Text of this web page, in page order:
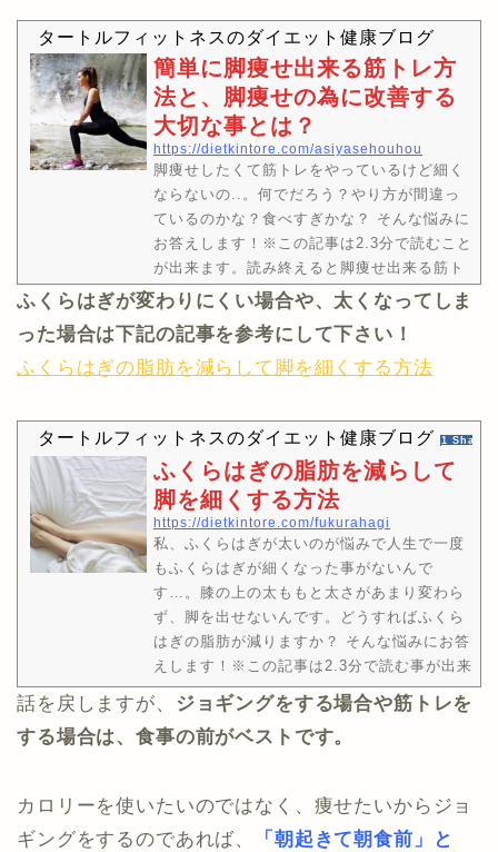
タートルフィットネスのダイエット健康ブログ
簡単に脚痩せ出来る筋トレ方
法と、脚痩せの為に改善する
大切な事とは？
https://dietkintore.com/asiyasehouhou
脚痩せしたくて筋トレをやっているけど細く
ならないの..。何でだろう？やり方が間違っ
ているのかな？食べすぎかな？ そんな悩みに
お答えします！※この記事は2.3分で読むこと
が出来ます。読み終えると脚痩せ出来る筋ト
レ方法と、脚痩せの為に改善する大切な事が
ントです。ブログや動画に配信をいち早く届
きます@kameki23良かったらフォローも宜
短期間で減らす為の運動と、激痩せ出来るサ
プリメントとは？…
ふくらはぎが変わりにくい場合や、太くなってしま
った場合は下記の記事を参考にして下さい！
ふくらはぎの脂肪を減らして脚を細くする方法
タートルフィットネスのダイエット健康ブログ 1 Share
ふくらはぎの脂肪を減らして
脚を細くする方法
https://dietkintore.com/fukurahagi
私、ふくらはぎが太いのが悩みで人生で一度
もふくらはぎが細くなった事がないんで
す…。膝の上の太ももと太さがあまり変わら
ず、脚を出せないんです。どうすればふくら
はぎの脂肪が減りますか？ そんな悩みにお答
えします！※この記事は2.3分で読む事が出来
ます。管理人タートルのtwitterアカウントで
す。ブログや動画に配信をいち早く届きます
@kameki23良かったらフォローも宜しくお
くなる方法などの改善方法が分かります。
【ふくらはぎを細くする…
話を戻しますが、
ジョギングをする場合や筋トレを
する場合は、食事の前がベストです。
カロリーを使いたいのではなく、痩せたいからジョ
ギングをするのであれば、
「朝起きて朝食前」と